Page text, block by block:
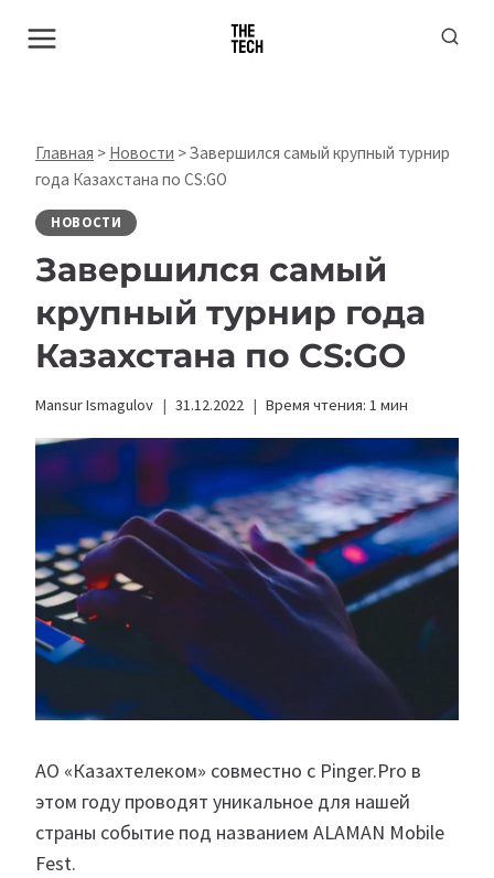
Главная > Новости >Завершился самый крупный турнир
года Казахстана по CS:GO
НОВОСТИ
Завершился самый
крупный турнир года
Казахстана по CS:GO
Mansur Ismagulov 31.12.2022 Время чтения: 1 мин
АО «Казахтелеком» совместно с Pinger.Pro в
этом году проводят уникальное для нашей
страны событие под названием ALAMAN Mobile
Fest.